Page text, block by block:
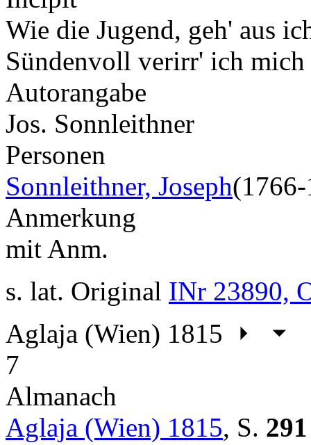
Wie die Jugend, geh' aus
Sündenvoll verirr' ich
Autorangabe
Jos. Sonnleithner
Personen
Sonnleithner, Joseph
Anmerkung
mit Anm.
s. lat. Original INr 23890,
Aglaja (Wien) 1815
7
Almanach
Aglaja (Wien) 1815, S. 291